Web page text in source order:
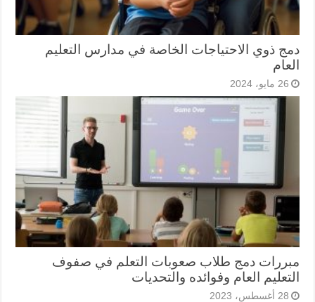
دمج ذوي الاحتياجات الخاصة في مدارس التعليم
العام
26 مايو، 2024
مبررات دمج طلاب صعوبات التعلم في صفوف
التعليم العام وفوائده والتحديات
28 أغسطس، 2023